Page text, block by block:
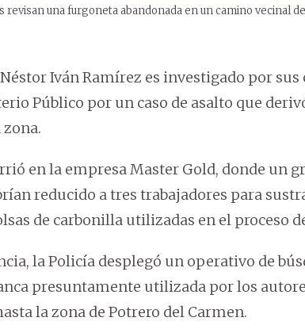
revisan una furgoneta abandonada en un camino vecinal de
Iván Ramírez es investigado por
Público por un caso de asalto que
en la empresa Master Gold, donde un
reducido a tres trabajadores para
de carbonilla utilizadas en el proceso
la Policía desplegó un operativo de
presuntamente utilizada por los
la zona de Potrero del Carmen.